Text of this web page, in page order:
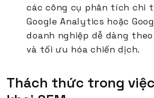
các công cụ phân tích chi
Google Analytics hoặc
doanh nghiệp dễ dàng
và tối ưu hóa chiến dịch.
Thách thức trong